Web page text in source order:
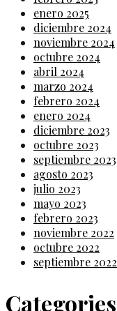
enero 2025
diciembre 2024
noviembre 2024
octubre 2024
abril 2024
marzo 2024
febrero 2024
enero 2024
diciembre 2023
octubre 2023
septiembre 2023
agosto 2023
julio 2023
mayo 2023
febrero 2023
noviembre 2022
octubre 2022
septiembre 2022
Categories